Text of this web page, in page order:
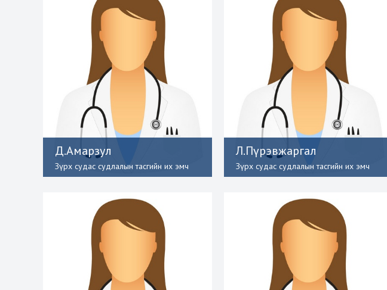
Д.Амарзул
Зүрх судас судлалын тасгийн их эмч
Л.Пүрэвжаргал
Зүрх судас судлалын тасгийн их эмч